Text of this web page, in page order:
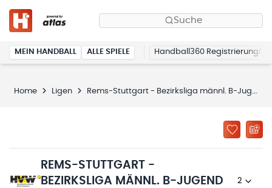
Suche
MEIN HANDBALL ALLE SPIELE Handball360 Registrierung
Home Ligen Rems-Stuttgart - Bezirksliga männl. B-Jugend - Quali Staffel 1 (2022)
REMS-STUTTGART -
BEZIRKSLIGA MÄNNL. B-JUGEND
2023/24